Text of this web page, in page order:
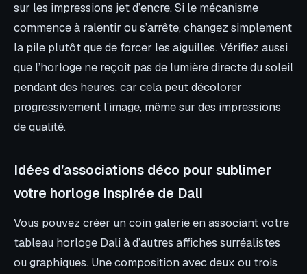
sur les impressions jet d’encre. Si le mécanisme
commence à ralentir ou s’arrête, changez simplement
la pile plutôt que de forcer les aiguilles. Vérifiez aussi
que l’horloge ne reçoit pas de lumière directe du soleil
pendant des heures, car cela peut décolorer
progressivement l’image, même sur des impressions
de qualité.
Idées d’associations déco pour sublimer
votre horloge inspirée de Dali
Vous pouvez créer un coin galerie en associant votre
tableau horloge Dali à d’autres affiches surréalistes
ou graphiques. Une composition avec deux ou trois